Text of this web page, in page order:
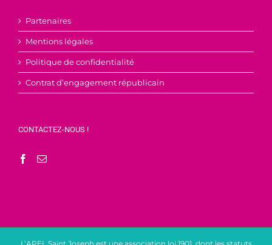
Partenaires
Mentions légales
Politique de confidentialité
Contrat d’engagement républicain
CONTACTEZ-NOUS !